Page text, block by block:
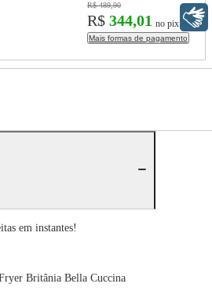
R$ 489,90
R$ 344,01 no pix
Mais formas de pagamento
em instantes!
Britânia Bella Cuccina
Libras